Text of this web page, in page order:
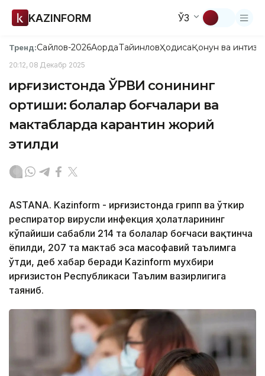
KAZINFORM ЎЗ
Тренд:Сайлов-2026АқордаТайинловҲодисаҚонун ва
20:12, 08 Декабр 2025
Қирғизистонда ЎРВИ сонининг
ортиши: болалар боғчалари ва
мактабларда карантин жорий
этилди
ASTANA. Kazinform - Қирғизистонда грипп ва ўткир
респиратор вирусли инфекция ҳолатларининг
кўпайиши сабабли 214 та болалар боғчаси вақтинча
ёпилди, 207 та мактаб эса масофавий таълимга
ўтди, деб хабар беради Kazinform мухбири
Қирғизистон Республикаси Таълим вазирлигига
таяниб.